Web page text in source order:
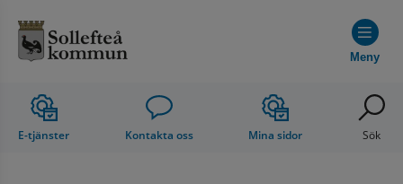
Meny
E-tjänster Kontakta oss Mina sidor Sök